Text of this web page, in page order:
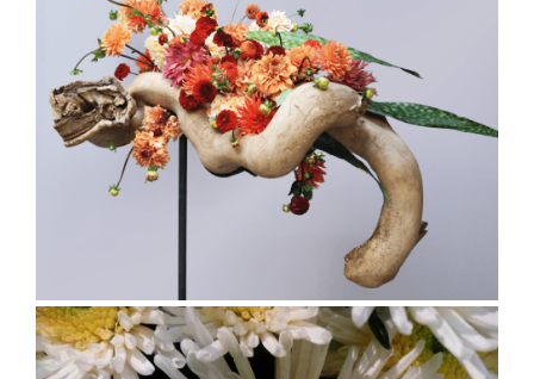
Il se vend annuellement 1,4 milliard de
chrysanthèmes sur les marchés
néerlandais, ce qui place cette astéracée en
troisième position des fleurs les plus
vendues. En France, on trouve sans doute
nombre de chrysanthèmes sous
l’appellation « marguerite », afin de ne pas
restreindre leur utilisation au fleurissement
des cimetières © N. Dorion